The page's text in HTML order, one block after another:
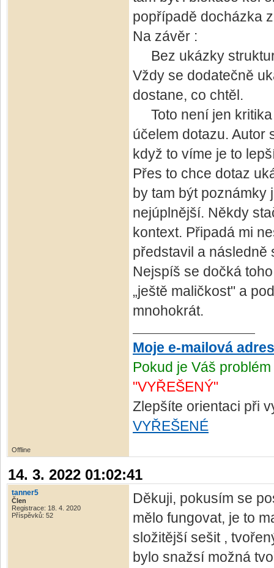
popřípadě docházka
Na závěr :
Bez ukázky
Vždy se dodatečně
dostane, co chtěl.
Toto není jen kritika
účelem dotazu. Autor
když to víme je to
Přes to chce dotaz
by tam být poznámky
nejúplnější. Někdy
kontext. Připadá mi
představil a následně
Nejspíš se dočká
„ještě maličkost" a
mnohokrát.
Moje e-mailová
Pokud je Váš
"VYŘEŠENÝ"
Zlepšíte orientaci při
VYŘEŠENÉ
Offline
14. 3. 2022 01:02:41
tanner5
Člen
Registrace: 18. 4. 2020
Příspěvků: 52
Děkuji, pokusím se
mělo fungovat, je to
složitější sešit ,
bylo snažsí možná